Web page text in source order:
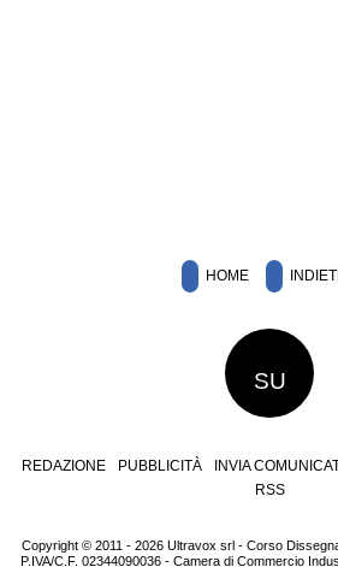
HOME
SU
REDAZIONE PUBBLICITÀ INVIA
RSS
Copyright © 2011 - 2026 Ultravox srl - Corso
P.IVA/C.F. 02344090036 - Camera di Commercio